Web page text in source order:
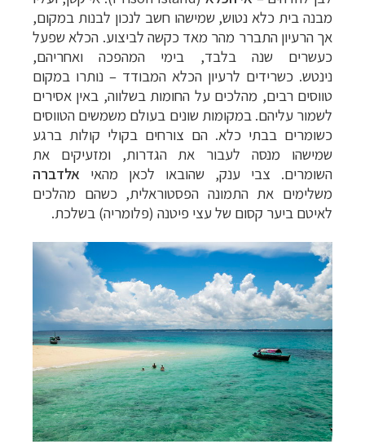
מבנה בית כלא נטוש, שמישהו חשב לנכון לבנות במקום,
אך הרעיון התברר מהר מאד כקשה לביצוע. הכלא שפעל
כעשרים שנה בלבד, בימי המהפכה ואחריהם,
נינטש. כשרידים לרעיון הכלא המבודד – נותרו במקום
טווסים רבים, מהלכים על החומות בשלווה, באין אסירים
לשמור עליהם. במקומות שונים בעולם משמשים הטווסים
כשומרים בבתי כלא. הם צורחים בקולי קולות ברגע
שמישהו מנסה לעבור את הגדרות, ומזעיקים את
השומרים. צבי ענק, שהובאו לכאן מהאי אלדברה
משלימים את התמונה הפסטוראלית, כשהם מהלכים
לאיטם ביער קסום של עצי פיטנה (פלומריה) בשלכת.